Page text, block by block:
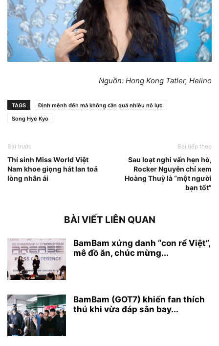
Nguồn: Hong Kong Tatler, Helino
TAGS
Định mệnh đến mà không cần quá nhiều nỗ lực
Song Hye Kyo
Bài trước
Thí sinh Miss World Việt
Nam khoe giọng hát lan toả
lòng nhân ái
Bài tiếp theo
Sau loạt nghi vấn hẹn hò,
Rocker Nguyễn chỉ xem
Hoàng Thuỳ là “một người
bạn tốt”
BÀI VIẾT LIÊN QUAN
BamBam xứng danh “con rể Việt”,
mê đồ ăn, chúc mừng...
BamBam (GOT7) khiến fan thích
thú khi vừa đáp sân bay...